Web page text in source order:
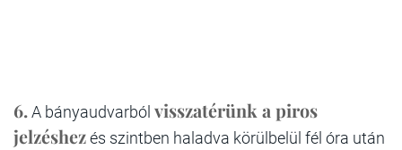
6.A bányaudvarból visszatérünk a piros
jelzéshezés szintben haladva körülbelül fél óra után